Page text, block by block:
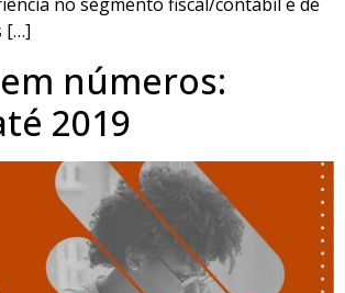
[…]
em números:
2019